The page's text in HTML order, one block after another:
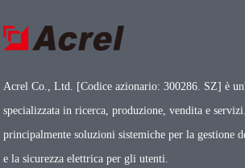
Acrel Co., Ltd. [Codice azionario: 300286. SZ] è
specializzata in ricerca, produzione, vendita e
principalmente soluzioni sistemiche per la gestione
e la sicurezza elettrica per gli utenti.